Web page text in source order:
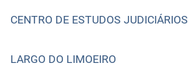
CENTRO DE ESTUDOS JUDICIÁRIOS
LARGO DO LIMOEIRO